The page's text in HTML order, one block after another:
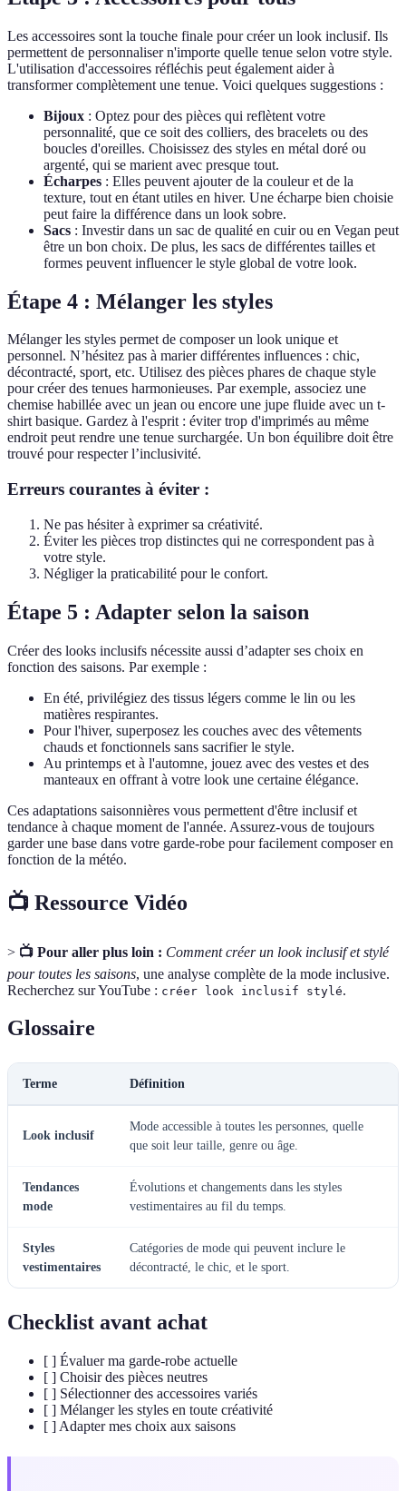
Les accessoires sont la touche finale pour créer un look inclusif. Ils
permettent de personnaliser n'importe quelle tenue selon votre style.
L'utilisation d'accessoires réfléchis peut également aider à
transformer complètement une tenue. Voici quelques suggestions :
Bijoux : Optez pour des pièces qui reflètent votre
personnalité, que ce soit des colliers, des bracelets ou des
boucles d'oreilles. Choisissez des styles en métal doré ou
argenté, qui se marient avec presque tout.
Écharpes : Elles peuvent ajouter de la couleur et de la
texture, tout en étant utiles en hiver. Une écharpe bien choisie
peut faire la différence dans un look sobre.
Sacs : Investir dans un sac de qualité en cuir ou en Vegan peut
être un bon choix. De plus, les sacs de différentes tailles et
formes peuvent influencer le style global de votre look.
Étape 4 : Mélanger les styles
Mélanger les styles permet de composer un look unique et
personnel. N’hésitez pas à marier différentes influences : chic,
décontracté, sport, etc. Utilisez des pièces phares de chaque style
pour créer des tenues harmonieuses. Par exemple, associez une
chemise habillée avec un jean ou encore une jupe fluide avec un t-
shirt basique. Gardez à l'esprit : éviter trop d'imprimés au même
endroit peut rendre une tenue surchargée. Un bon équilibre doit être
trouvé pour respecter l’inclusivité.
Erreurs courantes à éviter :
Ne pas hésiter à exprimer sa créativité.
Éviter les pièces trop distinctes qui ne correspondent pas à
votre style.
Négliger la praticabilité pour le confort.
Étape 5 : Adapter selon la saison
Créer des looks inclusifs nécessite aussi d’adapter ses choix en
fonction des saisons. Par exemple :
En été, privilégiez des tissus légers comme le lin ou les
matières respirantes.
Pour l'hiver, superposez les couches avec des vêtements
chauds et fonctionnels sans sacrifier le style.
Au printemps et à l'automne, jouez avec des vestes et des
manteaux en offrant à votre look une certaine élégance.
Ces adaptations saisonnières vous permettent d'être inclusif et
tendance à chaque moment de l'année. Assurez-vous de toujours
garder une base dans votre garde-robe pour facilement composer en
fonction de la météo.
📺 Ressource Vidéo
> 📺 Pour aller plus loin : Comment créer un look inclusif et stylé
pour toutes les saisons, une analyse complète de la mode inclusive.
Recherchez sur YouTube : créer look inclusif stylé.
Glossaire
Terme Définition
Look inclusif
Mode accessible à toutes les personnes, quelle
que soit leur taille, genre ou âge.
Tendances
mode
Évolutions et changements dans les styles
vestimentaires au fil du temps.
Styles
vestimentaires
Catégories de mode qui peuvent inclure le
décontracté, le chic, et le sport.
Checklist avant achat
[ ] Évaluer ma garde-robe actuelle
[ ] Choisir des pièces neutres
[ ] Sélectionner des accessoires variés
[ ] Mélanger les styles en toute créativité
[ ] Adapter mes choix aux saisons